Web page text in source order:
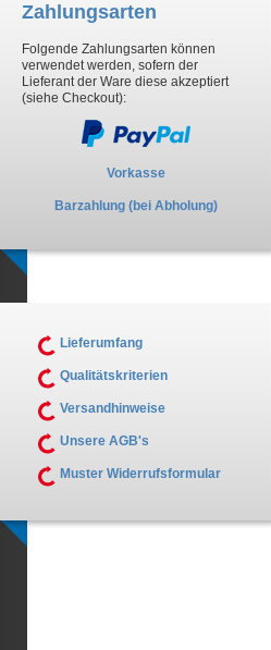
Zahlungsarten
Folgende Zahlungsarten können
verwendet werden, sofern der
Lieferant der Ware diese akzeptiert
(siehe Checkout):
Vorkasse
Barzahlung (bei Abholung)
Lieferumfang
Qualitätskriterien
Versandhinweise
Unsere AGB's
Muster Widerrufsformular